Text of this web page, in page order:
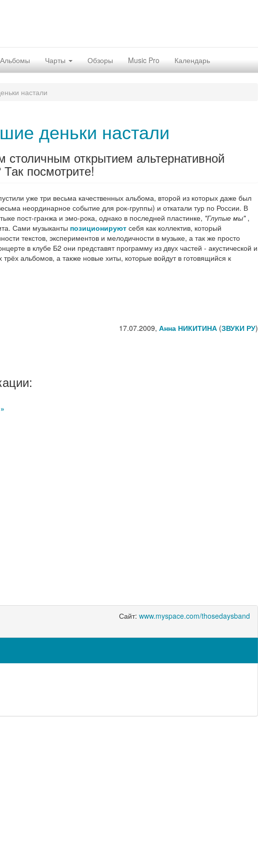
Альбомы Чарты Обзоры Music Pro Календарь
настали
деньки настали
открытием альтернативной
посмотрите!
уже три весьма качественных альбома, второй из которых даже был
неординарное событие для рок-группы) и откатали тур по России. В
пост-гранжа и эмо-рока, однако в последней пластинке, "Глупые мы",
Сами музыканты позиционируют себя как коллектив, который
текстов, экспериментов и мелодичности в музыке, а так же просто
в клубе Б2 они представят программу из двух частей - акустической и
альбомов, а также новые хиты, которые войдут в готовящийся к
17.07.2009, Анна НИКИТИНА(ЗВУКИ РУ)
Сайт: www.myspace.com/thosedaysband